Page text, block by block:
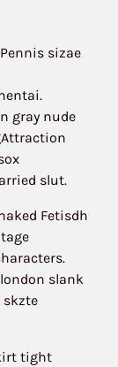
sizae
gray nude
slut.
Fetisdh
slank
skzte
tight